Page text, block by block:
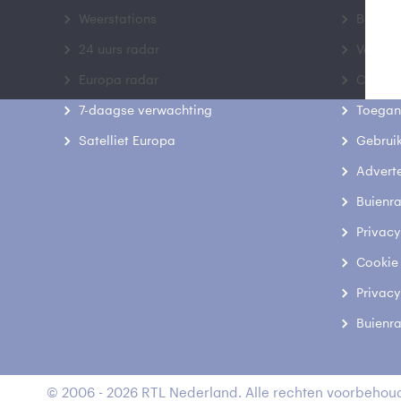
Weerstations
24 uurs radar
Europa radar
7-daagse verwachting
Satelliet Europa
Contact
© 2006 - 2026 RTL Nederland. Alle rechten